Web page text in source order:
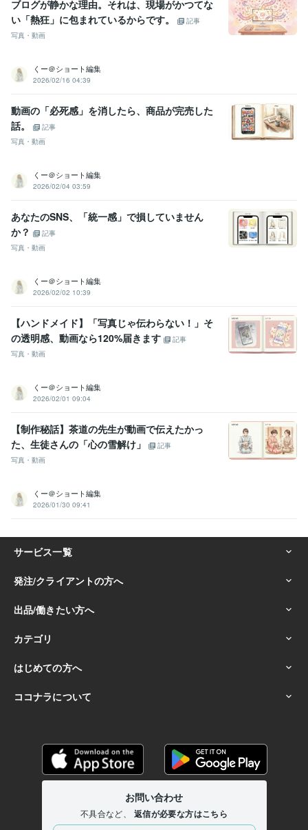
ブログが静かな理由。それは、現場がかつてな
い「熱狂」に包まれているからです。
記事
写真・動画
くー＠ショート編集
2026/02/16 04:39
動画の「必死感」を消したら、商品が完売した
話。
記事
写真・動画
くー＠ショート編集
2026/02/04 03:59
あなたのSNS、「統一感」で損していません
か？
記事
写真・動画
くー＠ショート編集
2026/02/02 10:39
【ハンドメイド】「写真じゃ伝わらない！」そ
の透明感、動画なら120%届きます
記事
写真・動画
くー＠ショート編集
2026/02/01 09:04
【制作秘話】茶道の先生が動画で伝えたかっ
た、生徒さんの「心の雪解け」
記事
写真・動画
くー＠ショート編集
2026/01/30 09:41